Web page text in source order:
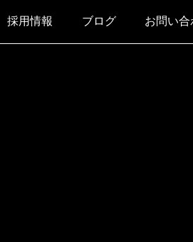
採用情報 ブログ お問い合